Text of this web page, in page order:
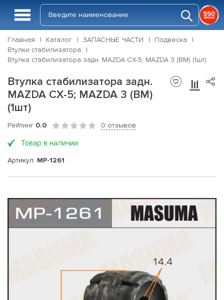
Главная Каталог ЗАПАСНЫЕ ЧАСТИ
Подвеска
Втулки стабилизатора
Втулка стабилизатора задн. MAZDA CX-5; MAZDA 3 (BM) (1шт)
Втулка стабилизатора задн.
MAZDA CX-5; MAZDA 3 (BM)
(1шт)
Рейтинг 0.0 0 отзывов
Товар в наличии
Артикул: MP-1261